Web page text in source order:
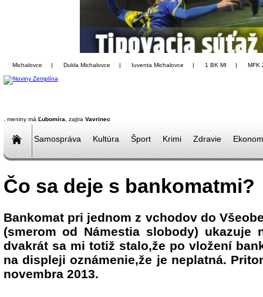
Michalovce | Dukla Michalovce | Iuventa Michalovce | 1 BK MI | MFK
, meniny má Ľubomíra , zajtra Vavrinec
Samospráva Kultúra Šport Krimi Zdravie
Čo sa deje s bankomatmi?
Bankomat pri jednom z vchodov do
(smerom od Námestia slobody) ukazuje
dvakrát sa mi totiž stalo,že po vložení
na displeji oznámenie,že je neplatná.
novembra 2013.